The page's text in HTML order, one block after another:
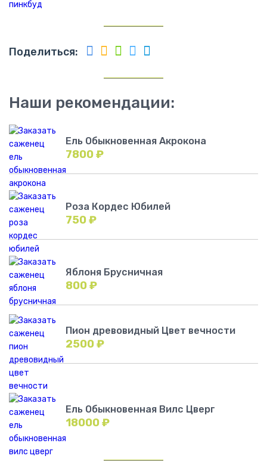
Поделиться:
Наши рекомендации:
Ель Обыкновенная Акрокона
7800₽
Роза Кордес Юбилей
750₽
Яблоня Брусничная
800₽
Пион древовидный Цвет вечности
2500₽
Ель Обыкновенная Вилс Цверг
18000₽